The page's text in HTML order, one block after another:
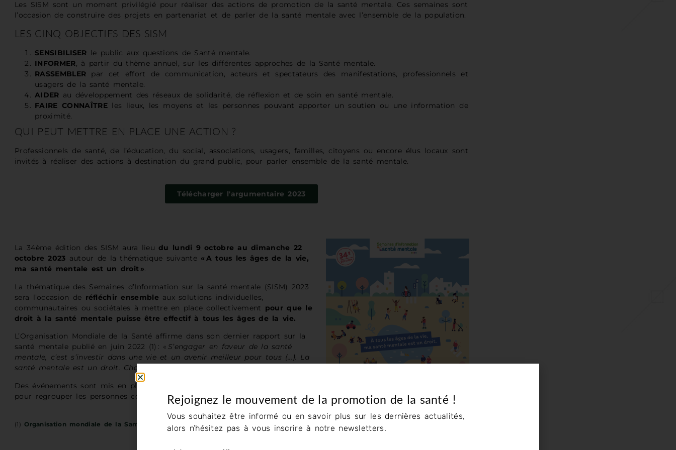
Les SISM sont un moment privilégié pour réaliser des actions de promotion de la santé mentale. Ces semaines sont
l’occasion de construire des projets en partenariat et de parler de la santé mentale avec l’ensemble de la population.
LES CINQ OBJECTIFS DES SISM
SENSIBILISER
le public aux questions de Santé mentale.
INFORMER, à partir du thème annuel, sur les différentes approches de la Santé mentale.
RASSEMBLER par cet effort de communication, acteurs et spectateurs des manifestations, professionnels et
usagers de la santé mentale.
AIDER au développement des réseaux de solidarité, de réflexion et de soin en santé mentale.
FAIRE CONNAÎTREles lieux, les moyens et les personnes pouvant apporter un soutien ou une information de
proximité.
QUI PEUT METTRE EN PLACE UNE ACTION ?
Professionnels de santé, de l’éducation, du social, associations, usagers, familles, citoyens ou encore élus locaux sont
invités à réaliser des actions à destination du grand public, pour parler ensemble de la santé mentale.
Télécharger l'argumentaire 2023
La 34ème édition des SISM aura lieudu lundi 9 octobre au dimanche 22
octobre 2023 autour de la thématique suivante « A tous les âges de la vie,
ma santé mentale est un droit ».
La thématique des Semaines d’Information sur la santé mentale (SISM) 2023
sera l’occasion de réfléchir ensemble aux solutions individuelles,
communautaires ou sociétales à mettre en place collectivement pour que le
droit à la santé mentale puisse être effectif à tous les âges de la vie.
L’Organisation Mondiale de la Santé affirme dans son dernier rapport sur la
santé mentale publié en juin 2022 (1) : « S’engager en faveur de la santé
mentale, c’est s’investir dans une vie et un avenir meilleur pour tous (…). La
santé mentale est un droit. Chacun de nous mérite de s’épanouir ».
Des événements sont mis en place dans l’ensemble du Var sur cette période
pour regrouper les personnes concernées sur le territoire.
(1)Organisation mondiale de la Santé. Santé mentale : renforcer notre action.
Rejoignez le mouvement de la promotion de la santé !
Vous souhaitez être informé ou en savoir plus sur les dernières actualités,
alors n’hésitez pas à vous inscrire à notre newsletters.